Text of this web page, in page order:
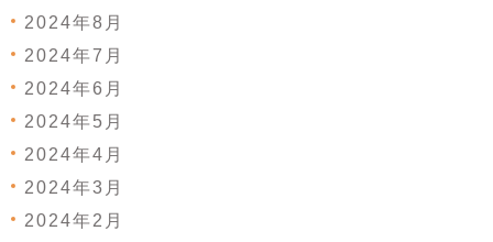
2024年8月
2024年7月
2024年6月
2024年5月
2024年4月
2024年3月
2024年2月